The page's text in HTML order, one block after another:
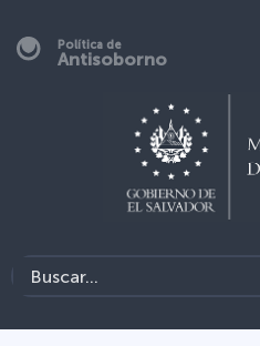
Política de
Antisoborno